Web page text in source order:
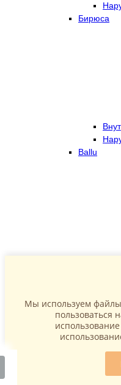
Бирюса
Ballu
Мы используем
пользоваться